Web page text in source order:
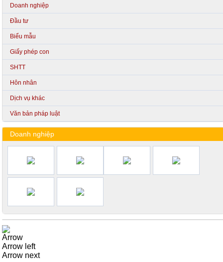
Doanh nghiệp
Đầu tư
Biểu mẫu
Giấy phép con
SHTT
Hôn nhân
Dịch vụ khác
Văn bản pháp luật
Doanh nghiệp
Arrow
Arrow left
Arrow next